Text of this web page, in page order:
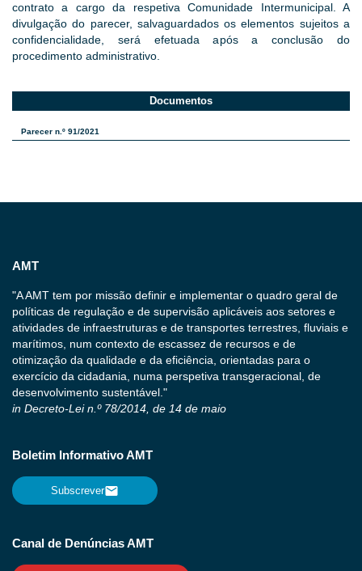
contrato a cargo da respetiva Comunidade Intermunicipal. A
divulgação do parecer, salvaguardados os elementos sujeitos a
confidencialidade, será efetuada após a conclusão do
procedimento administrativo.
Documentos
Parecer n.º 91/2021
AMT
"A AMT tem por missão definir e implementar o quadro geral de
políticas de regulação e de supervisão aplicáveis aos setores e
atividades de infraestruturas e de transportes terrestres, fluviais e
marítimos, num contexto de escassez de recursos e de
otimização da qualidade e da eficiência, orientadas para o
exercício da cidadania, numa perspetiva transgeracional, de
desenvolvimento sustentável."
in Decreto-Lei n.º 78/2014, de 14 de maio
Boletim Informativo AMT
Subscrever
Canal de Denúncias AMT